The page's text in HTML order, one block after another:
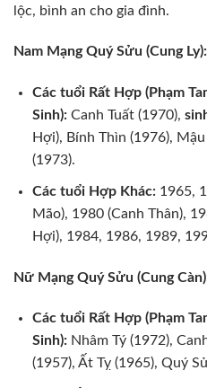
lộc, bình an cho gia đình.
Nam Mạng Quý Sửu (Cung Ly):
Các tuổi Rất Hợp (Phạm
Sinh):Canh Tuất (1970),
Hợi), Bính Thìn (1976),
(1973).
Các tuổi Hợp Khác:1965,
Mão), 1980 (Canh Thân),
Hợi), 1984, 1986, 1989,
Nữ Mạng Quý Sửu (Cung
Các tuổi Rất Hợp (Phạm
Sinh):Nhâm Tý (1972),
(1957), Ất Tỵ (1965), Quý